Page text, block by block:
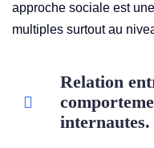
approche sociale est
multiples surtout au
Relation
internautes.